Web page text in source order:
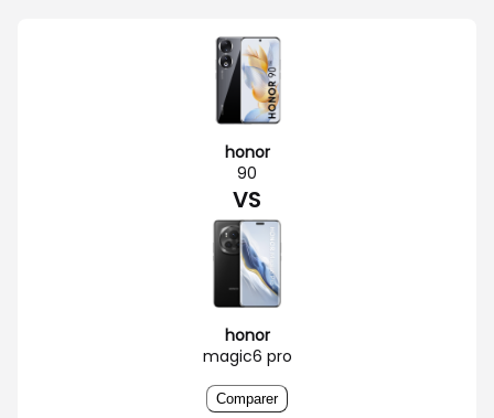
honor
90
VS
honor
magic6 pro
Comparer